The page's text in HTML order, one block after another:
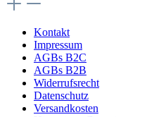
Kontakt
Impressum
AGBs B2C
AGBs B2B
Widerrufsrecht
Datenschutz
Versandkosten